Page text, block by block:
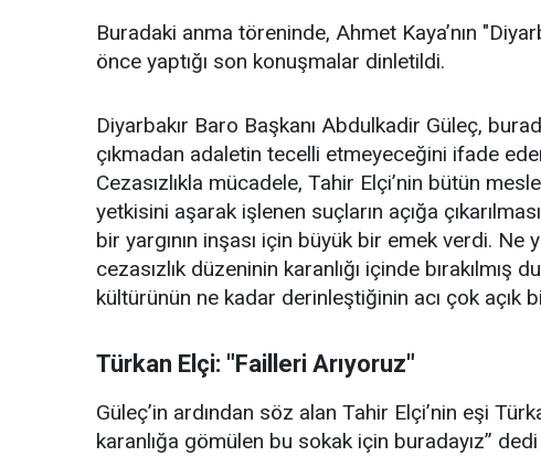
Buradaki anma töreninde, Ahmet Kaya’nın
önce yaptığı son konuşmalar dinletildi.
Diyarbakır Baro Başkanı Abdulkadir Güleç,
çıkmadan adaletin tecelli etmeyeceğini ifade
Cezasızlıkla mücadele, Tahir Elçi’nin bütün
yetkisini aşarak işlenen suçların açığa
bir yargının inşası için büyük bir emek verdi. Ne
cezasızlık düzeninin karanlığı içinde bırakılmış
kültürünün ne kadar derinleştiğinin acı çok açık
Türkan Elçi: "Failleri Arıyoruz"
Güleç’in ardından söz alan Tahir Elçi’nin eşi
karanlığa gömülen bu sokak için buradayız”